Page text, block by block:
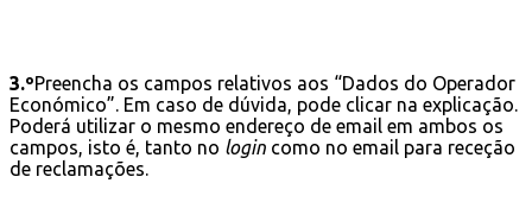
3.ºPreencha os campos relativos aos “Dados do Operador
Económico”. Em caso de dúvida, pode clicar na explicação.
Poderá utilizar o mesmo endereço de email em ambos os
campos, isto é, tanto no login como no email para receção
de reclamações.